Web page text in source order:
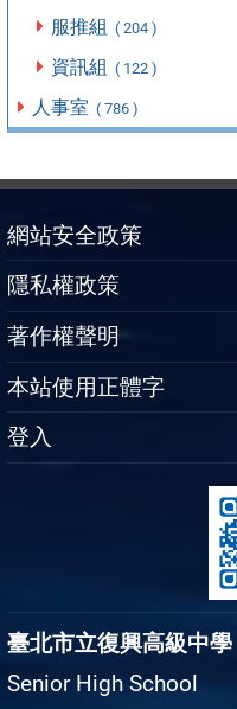
服推組 ( 204 )
資訊組 ( 122 )
人事室 ( 786 )
網站安全政策
隱私權政策
著作權聲明
本站使用正體字
登入
臺北市立復興高級中學
Senior High School